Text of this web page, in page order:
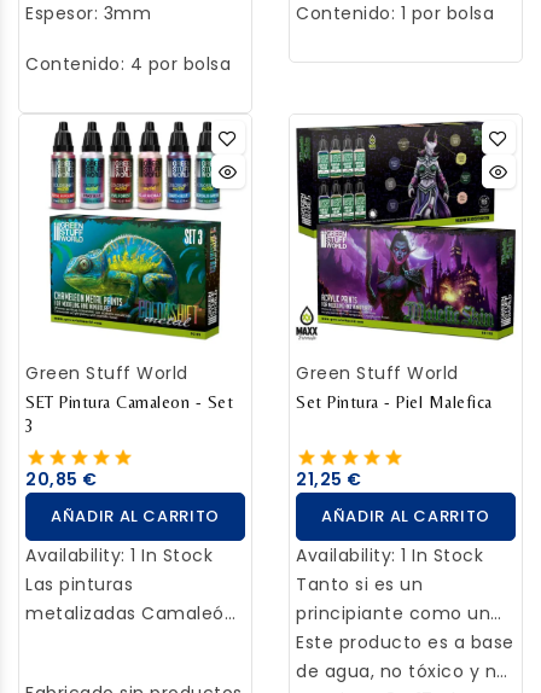
Espesor: 3mm
Contenido: 4 por bolsa
miniaturas, etc.
Contenido: 1 por bolsa
Green Stuff World
SET Pintura Camaleon - Set
3
20,85 €
AÑADIR AL CARRITO
Availability: 1 In Stock
Las pinturas
metalizadas Camaleón
Green Stuff World
Set Pintura - Piel Malefica
21,25 €
AÑADIR AL CARRITO
Availability: 1 In Stock
Tanto si es un
principiante como un
aficionado con
experiencia, este set
Este producto es a base
de agua, no tóxico y no